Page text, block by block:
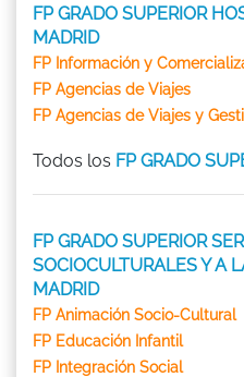
FP GRADO SUPERIOR
MADRID
FP Información y
FP Agencias de Viajes
FP Agencias de Viajes y
Todos los FP GRADO
FP GRADO SUPERIOR
SOCIOCULTURALES Y A
MADRID
FP Animación Socio-Cultural
FP Educación Infantil
FP Integración Social